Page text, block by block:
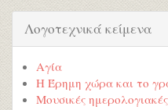
Λογοτεχνικά κείμενα
Αγία
Η Έρημη χώρα και το
Μουσικές